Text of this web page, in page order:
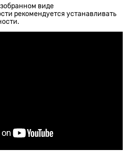
виде
рекомендуется устанавливать